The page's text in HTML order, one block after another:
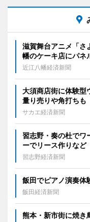
滋賀舞台アニメ「
幡のケーキ店にパネ
近江八幡経済新聞
大須商店街に体験
量り売りや角打ちも
サカエ経済新聞
習志野・奏の杜で
ーでリース作りなど
習志野経済新聞
飯田でピアノ演奏
飯田経済新聞
熊本・新市街に焼